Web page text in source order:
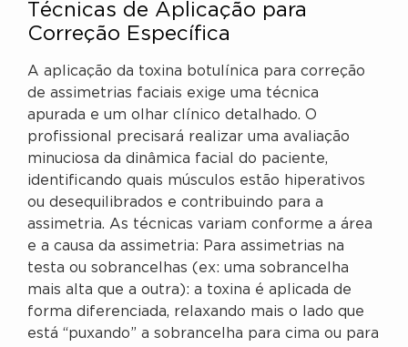
Técnicas de Aplicação para
Correção Específica
A aplicação da toxina botulínica para correção
de assimetrias faciais exige uma técnica
apurada e um olhar clínico detalhado. O
profissional precisará realizar uma avaliação
minuciosa da dinâmica facial do paciente,
identificando quais músculos estão hiperativos
ou desequilibrados e contribuindo para a
assimetria. As técnicas variam conforme a área
e a causa da assimetria: Para assimetrias na
testa ou sobrancelhas (ex: uma sobrancelha
mais alta que a outra): a toxina é aplicada de
forma diferenciada, relaxando mais o lado que
está “puxando” a sobrancelha para cima ou para